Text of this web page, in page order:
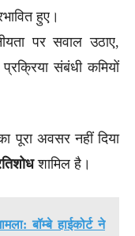
हुए।
पर सवाल उठाए,
संबंधी कमियों
पूरा अवसर नहीं दिया
शामिल है।
बॉम्बे हाईकोर्ट ने